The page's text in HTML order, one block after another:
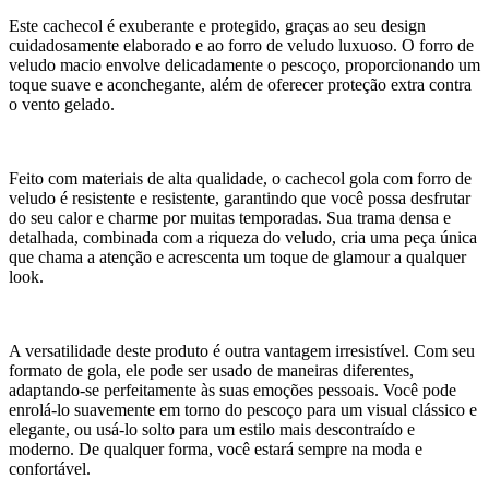
Este cachecol é exuberante e protegido, graças ao seu design
cuidadosamente elaborado e ao forro de veludo luxuoso. O forro de
veludo macio envolve delicadamente o pescoço, proporcionando um
toque suave e aconchegante, além de oferecer proteção extra contra
o vento gelado.
Feito com materiais de alta qualidade, o cachecol gola com forro de
veludo é resistente e resistente, garantindo que você possa desfrutar
do seu calor e charme por muitas temporadas. Sua trama densa e
detalhada, combinada com a riqueza do veludo, cria uma peça única
que chama a atenção e acrescenta um toque de glamour a qualquer
look.
A versatilidade deste produto é outra vantagem irresistível. Com seu
formato de gola, ele pode ser usado de maneiras diferentes,
adaptando-se perfeitamente às suas emoções pessoais. Você pode
enrolá-lo suavemente em torno do pescoço para um visual clássico e
elegante, ou usá-lo solto para um estilo mais descontraído e
moderno. De qualquer forma, você estará sempre na moda e
confortável.